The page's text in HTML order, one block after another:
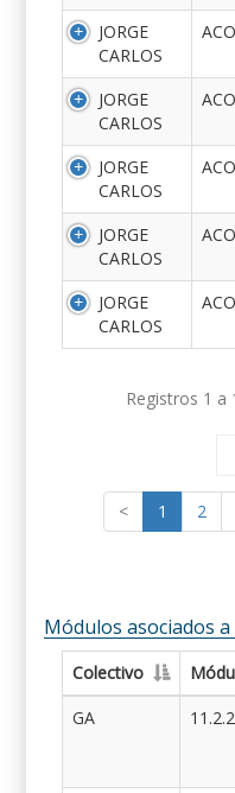
JORGE
CARLOS
JORGE
CARLOS
JORGE
CARLOS
JORGE
CARLOS
JORGE
CARLOS
Registros 1 a
< 1 2
Módulos asociados
Colectivo
GA
11.2.2